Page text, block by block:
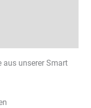
aus unserer Smart